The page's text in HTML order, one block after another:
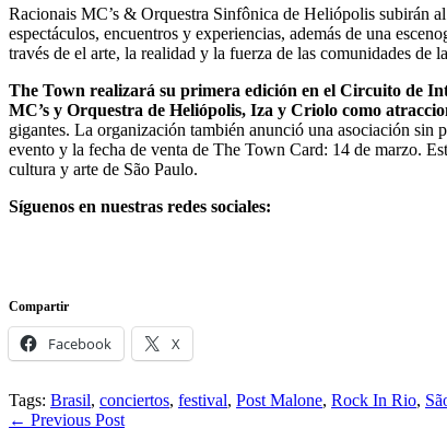
Racionais MC’s & Orquestra Sinfônica de Heliópolis subirán
espectáculos, encuentros y experiencias, además de una
través de el arte, la realidad y la fuerza de las comunidades de
The Town realizará su primera edición en el Circuito de
MC’s y Orquestra de Heliópolis, Iza y Criolo como
gigantes. La organización también anunció una asociación sin
evento y la fecha de venta de The Town Card: 14 de marzo.
cultura y arte de São Paulo.
Síguenos en nuestras redes sociales:
Compartir
Facebook X
Tags: Brasil, conciertos, festival, Post Malone, Rock In Rio,
← Previous Post